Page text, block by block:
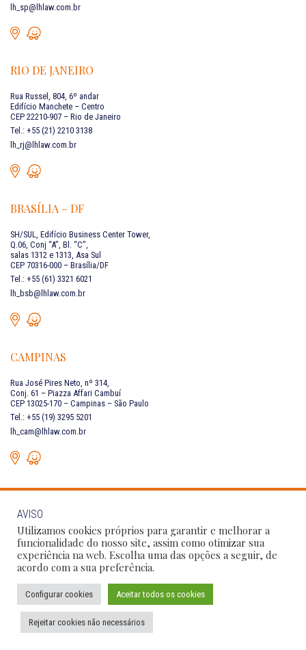
lh_sp@lhlaw.com.br
RIO DE JANEIRO
Rua Russel, 804, 6º andar
Edifício Manchete – Centro
CEP 22210-907 – Rio de Janeiro
Tel.: +55 (21) 2210 3138
lh_rj@lhlaw.com.br
BRASÍLIA – DF
SH/SUL, Edifício Business Center Tower,
Q.06, Conj “A”, Bl. “C”,
salas 1312 e 1313, Asa Sul
CEP 70316-000 – Brasília/DF
Tel.: +55 (61) 3321 6021
lh_bsb@lhlaw.com.br
CAMPINAS
Rua José Pires Neto, nº 314,
Conj. 61 – Piazza Affari Cambuí
CEP 13025-170 – Campinas – São Paulo
Tel.: +55 (19) 3295 5201
lh_cam@lhlaw.com.br
FALE CONOSCO
Siga as nossas redes sociais:
Política de Privacidade Condições de Uso
AVISO
Utilizamos cookies próprios para garantir e melhorar a
funcionalidade do nosso site, assim como otimizar sua
experiência na web. Escolha uma das opções a seguir, de
acordo com a sua preferência.
Configurar cookies Aceitar todos os cookies
Rejeitar cookies não necessários